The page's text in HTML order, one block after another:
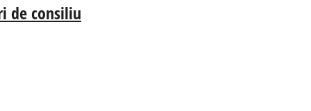
de consiliu